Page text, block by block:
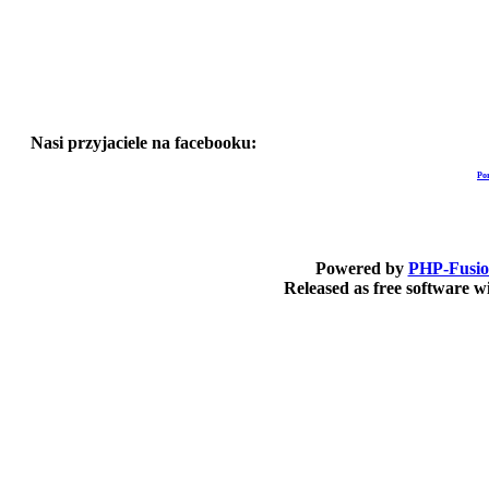
Nasi przyjaciele na facebooku:
Powered by PHP-
Released as free software